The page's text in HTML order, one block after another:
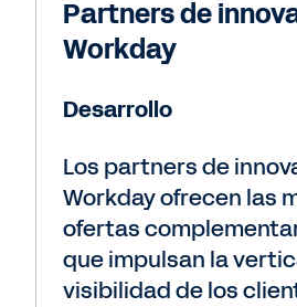
Partners de
Workday
Desarrollo
Los partners de
Workday ofrecen las
ofertas
que impulsan la
visibilidad de los